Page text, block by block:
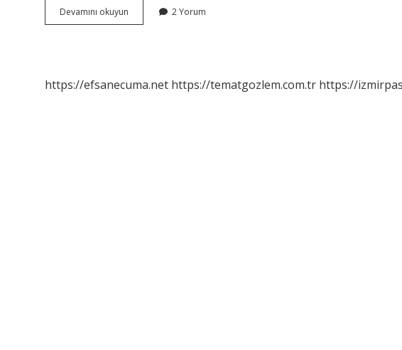
Devamını okuyun Yumruyla
Üreme
2 Yorum
https://efsanecuma.net https://tematgozlem.com.tr https://